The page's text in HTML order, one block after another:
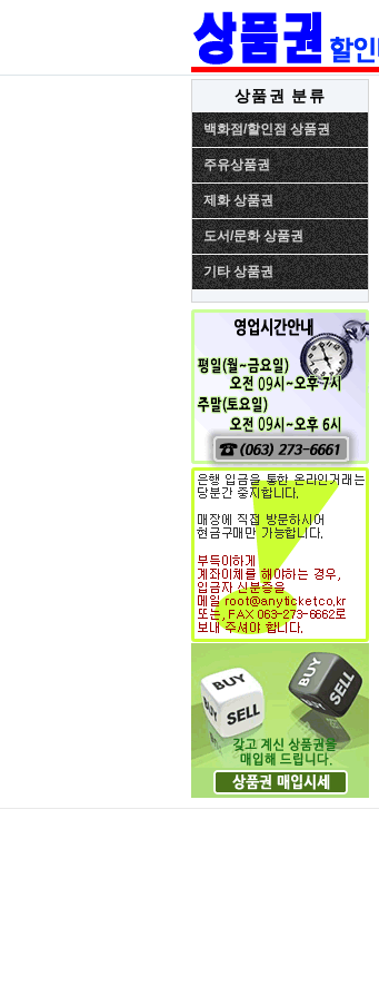
상품권 분류
백화점/할인점 상품권
주유상품권
제화 상품권
도서/문화 상품권
기타 상품권